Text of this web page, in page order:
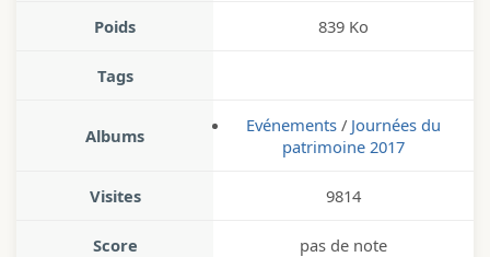
Poids 839 Ko
Tags
Albums Evénements / Journées du
patrimoine 2017
Visites 9814
Score pas de note